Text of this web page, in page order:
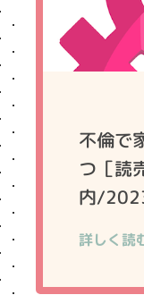
不倫で
つ［読
内/
詳しく読